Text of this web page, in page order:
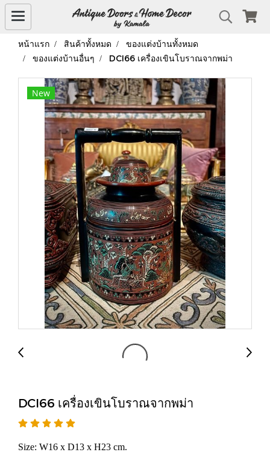
หน้าแรก สินค้าทั้งหมด
ของแต่งบ้านทั้งหมด
ของแต่งบ้านอื่นๆ
DCI66 เครื่องเขินโบราณจากพม่า
New
DCI66 เครื่องเขินโบราณจากพม่า
Size: W16 x D13 x H23 cm.